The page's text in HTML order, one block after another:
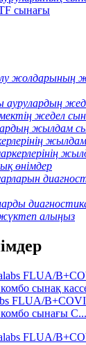
сынағы
жолдарының
аурулардың
жедел
жылдам
өнімдер
алыңыз
FLUA/
сынағы C...